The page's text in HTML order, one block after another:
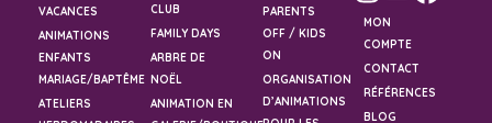
VACANCES
ANIMATIONS
ENFANTS
MARIAGE/BAPTÊME
ATELIERS
CLUB
FAMILY DAYS
ARBRE DE
NOËL
ANIMATION EN
PARENTS
OFF / KIDS
ON
ORGANISATION
D’ANIMATIONS
MON
COMPTE
CONTACT
RÉFÉRENCES
BLOG